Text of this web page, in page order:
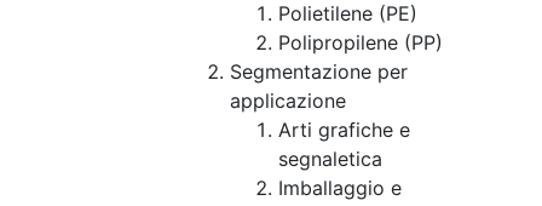
Polietilene (PE)
Polipropilene (PP)
Segmentazione per
applicazione
Arti grafiche e
segnaletica
Imballaggio e